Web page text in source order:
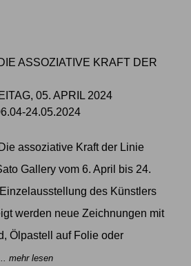
ASSOZIATIVE KRAFT DER
05. APRIL 2024
24.05.2024
assoziative Kraft der Linie
Gallery vom 6. April bis 24.
des Künstlers
werden neue Zeichnungen mit
Ölpastell auf Folie oder
... mehr lesen